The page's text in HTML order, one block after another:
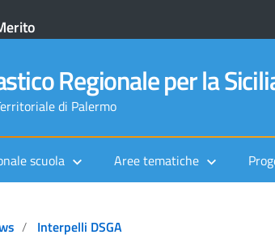
Regionale per la
di Palermo
scuola Aree tematiche
Interpelli DSGA